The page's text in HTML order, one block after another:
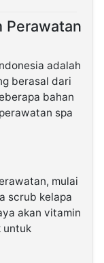
Perawatan
adalah
berasal dari
bahan
spa
mulai
scrub kelapa
akan vitamin
untuk